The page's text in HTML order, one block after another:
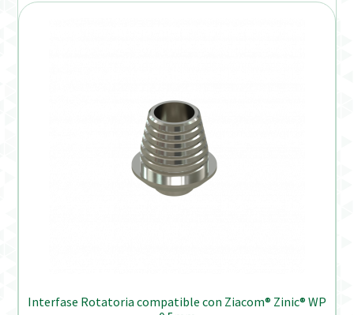
Interfase Rotatoria compatible con Ziacom® Zinic® WP